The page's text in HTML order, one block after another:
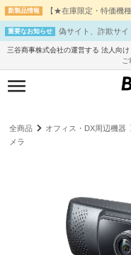
新製品情報 【★在庫限定・特価機
重要なお知らせ 偽サイト、詐欺サ
三谷商事株式会社の運営する 法人向
ご
全商品 オフィス・DX周辺機器
メラ